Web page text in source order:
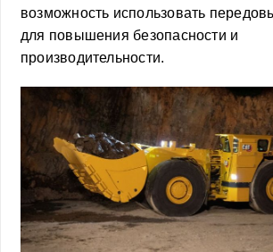
возможность использовать
для повышения безопасности и
производительности.